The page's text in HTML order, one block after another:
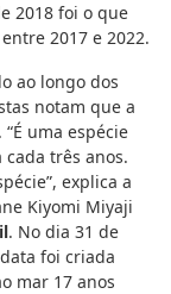
2018 foi o que
2017 e 2022.
ao longo dos
notam que a
uma espécie
três anos.
explica a
Kiyomi Miyaji
. No dia 31 de
foi criada
mar 17 anos